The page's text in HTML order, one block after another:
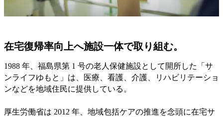
在宅復帰率向上へ施設一体で取り組む。
1988 年、福島県第 1 号の老人保健施設として開所した「サ
ンライフゆもと」は、医療、看護、介護、リハビリテーショ
ンなどを地域住民に提供している。
厚生労働省は 2012 年、地域包括ケアの推進を念頭に在宅サ